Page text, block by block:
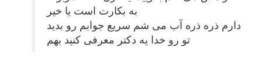
به بکارت است یا خیر
دارم ذره ذره آب می شم سریع جوابم رو بدید
تو رو خدا یه دکتر معرفی کنید بهم